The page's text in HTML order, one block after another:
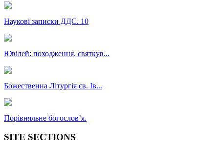
Наукові записки ДДС. 10
Ювілей: походження, святкув...
Божественна Літургія св. Ів...
Порівняльне богословʼя.
SITE SECTIONS